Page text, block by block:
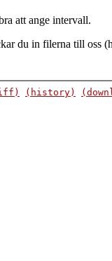
att ange intervall.
du in filerna till oss
(history)